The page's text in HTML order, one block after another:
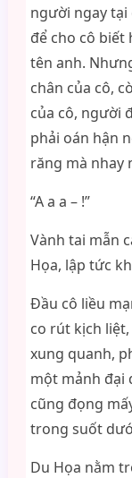
người ngay
để cho cô biết
tên anh.
chân của cô,
của cô, người
phải oán hận
răng mà nhay
“A a a – !”
Vành tai mẫn
Họa, lập tức
Đầu cô liều
co rút kịch
xung quanh,
một mảnh đại
cũng đọng
trong suốt
Du Họa nằm